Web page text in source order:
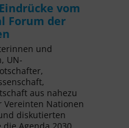
vom
Forum der
und
UN-
aus nahezu
Nationen
diskutierten